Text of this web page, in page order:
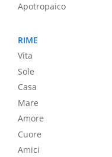
Apotropaico
RIME
Vita
Sole
Casa
Mare
Amore
Cuore
Amici